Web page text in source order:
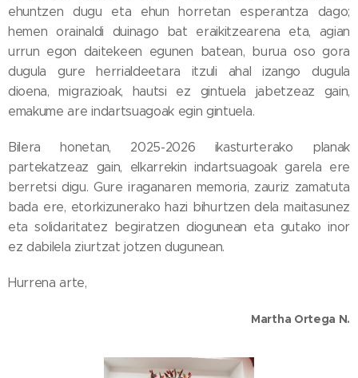
ehuntzen dugu eta ehun horretan esperantza dago;
hemen orainaldi duinago bat eraikitzearena eta, agian
urrun egon daitekeen egunen batean, burua oso gora
dugula gure herrialdeetara itzuli ahal izango dugula
dioena, migrazioak, hautsi ez gintuela jabetzeaz gain,
emakume are indartsuagoak egin gintuela.
Bilera honetan, 2025-2026 ikasturterako planak
partekatzeaz gain, elkarrekin indartsuagoak garela ere
berretsi digu. Gure iraganaren memoria, zauriz zamatuta
bada ere, etorkizunerako hazi bihurtzen dela maitasunez
eta solidaritatez begiratzen diogunean eta gutako inor
ez dabilela ziurtzat jotzen dugunean.
Hurrena arte,
Martha Ortega N.